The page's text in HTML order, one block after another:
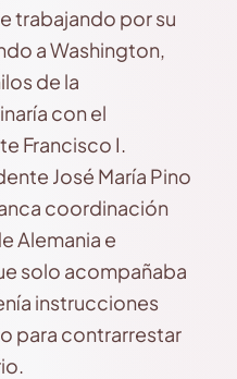
trabajando por su
a Washington,
de la
con el
Francisco I.
José María Pino
coordinación
Alemania e
solo acompañaba
instrucciones
para contrarrestar